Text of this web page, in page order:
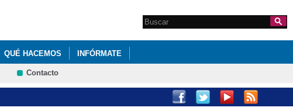
Formulario de
Search this site
QUÉ HACEMOS INFÓRMATE
Contacto